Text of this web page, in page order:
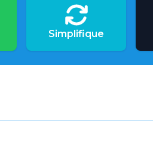
Finanças
Projeto Cidadão
fortalece
Confederação
Simplifique